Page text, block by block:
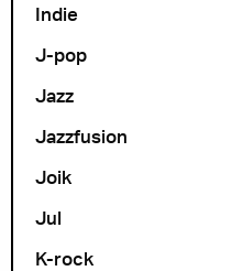
Indie
J-pop
Jazz
Jazzfusion
Joik
Jul
K-rock